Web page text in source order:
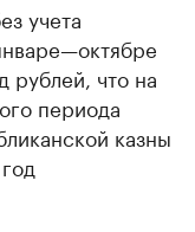
учета
рублей, что на
периода
казны